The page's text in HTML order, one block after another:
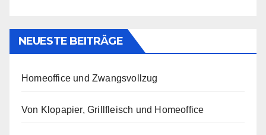
NEUESTE BEITRÄGE
Homeoffice und Zwangsvollzug
Von Klopapier, Grillfleisch und Homeoffice